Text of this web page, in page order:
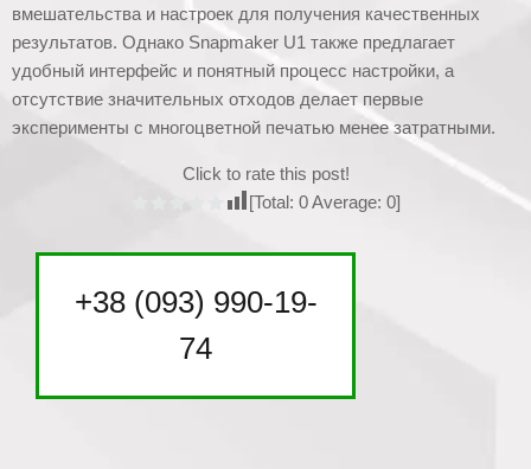
вмешательства и настроек для получения качественных
результатов. Однако Snapmaker U1 также предлагает
удобный интерфейс и понятный процесс настройки, а
отсутствие значительных отходов делает первые
эксперименты с многоцветной печатью менее затратными.
Click to rate this post!
[Total: 0Average: 0]
+38 (093) 990-19-
74